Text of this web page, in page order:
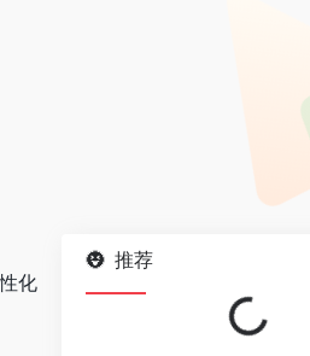
化
推荐 Loading...